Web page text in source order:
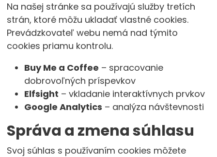
Na našej stránke sa používajú služby tretích
strán, ktoré môžu ukladať vlastné cookies.
Prevádzkovateľ webu nemá nad týmito
cookies priamu kontrolu.
Buy Me a Coffee – spracovanie
dobrovoľných príspevkov
Elfsight – vkladanie interaktívnych prvkov
Google Analytics – analýza návštevnosti
Správa a zmena súhlasu
Svoj súhlas s používaním cookies môžete